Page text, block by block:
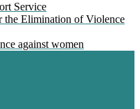
Service
the Elimination of Violence
against women